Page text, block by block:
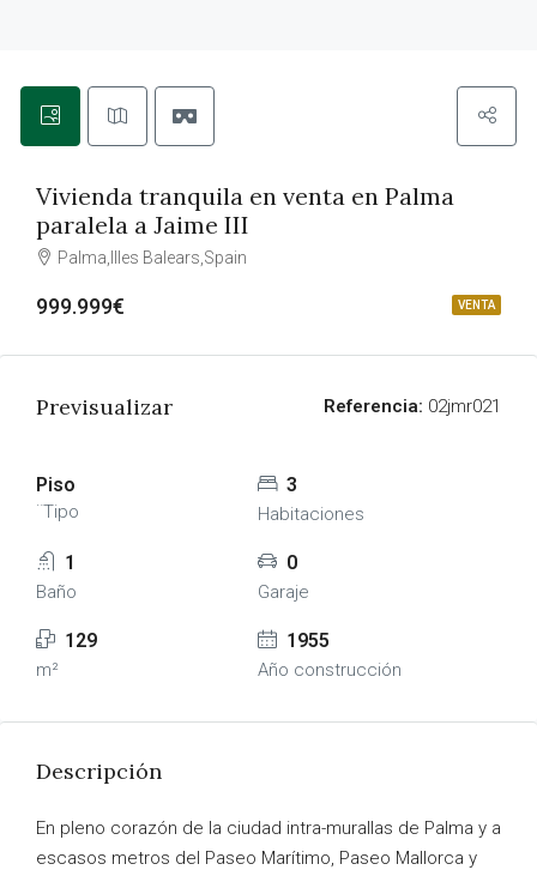
VENTA
Vivienda tranquila en venta en Palma
paralela a Jaime III
Palma,Illes Balears,Spain
999.999€
Previsualizar Referencia: 02jmr021
Piso
¨Tipo
3
Habitaciones
1
Baño
0
Garaje
129
m²
1955
Año construcción
Descripción
En pleno corazón de la ciudad intra-murallas de Palma y a
escasos metros del Paseo Marítimo, Paseo Mallorca y